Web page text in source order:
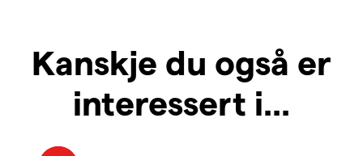
Kanskje du også er
interessert i...